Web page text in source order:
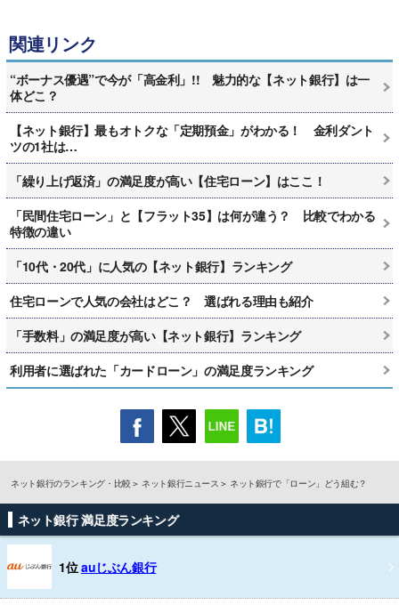
関連リンク
“ボーナス優遇”で今が「高金利」!! 魅力的な【ネット銀行】は一
体どこ？
【ネット銀行】最もオトクな「定期預金」がわかる！ 金利ダント
ツの1社は…
「繰り上げ返済」の満足度が高い【住宅ローン】はここ！
「民間住宅ローン」と【フラット35】は何が違う？ 比較でわかる
特徴の違い
「10代・20代」に人気の【ネット銀行】ランキング
住宅ローンで人気の会社はどこ？ 選ばれる理由も紹介
「手数料」の満足度が高い【ネット銀行】ランキング
利用者に選ばれた「カードローン」の満足度ランキング
ネット銀行のランキング・比較 ネット銀行ニュース ネット銀行で「ローン」どう組む？
ネット銀行 満足度ランキング
1位auじぶん銀行